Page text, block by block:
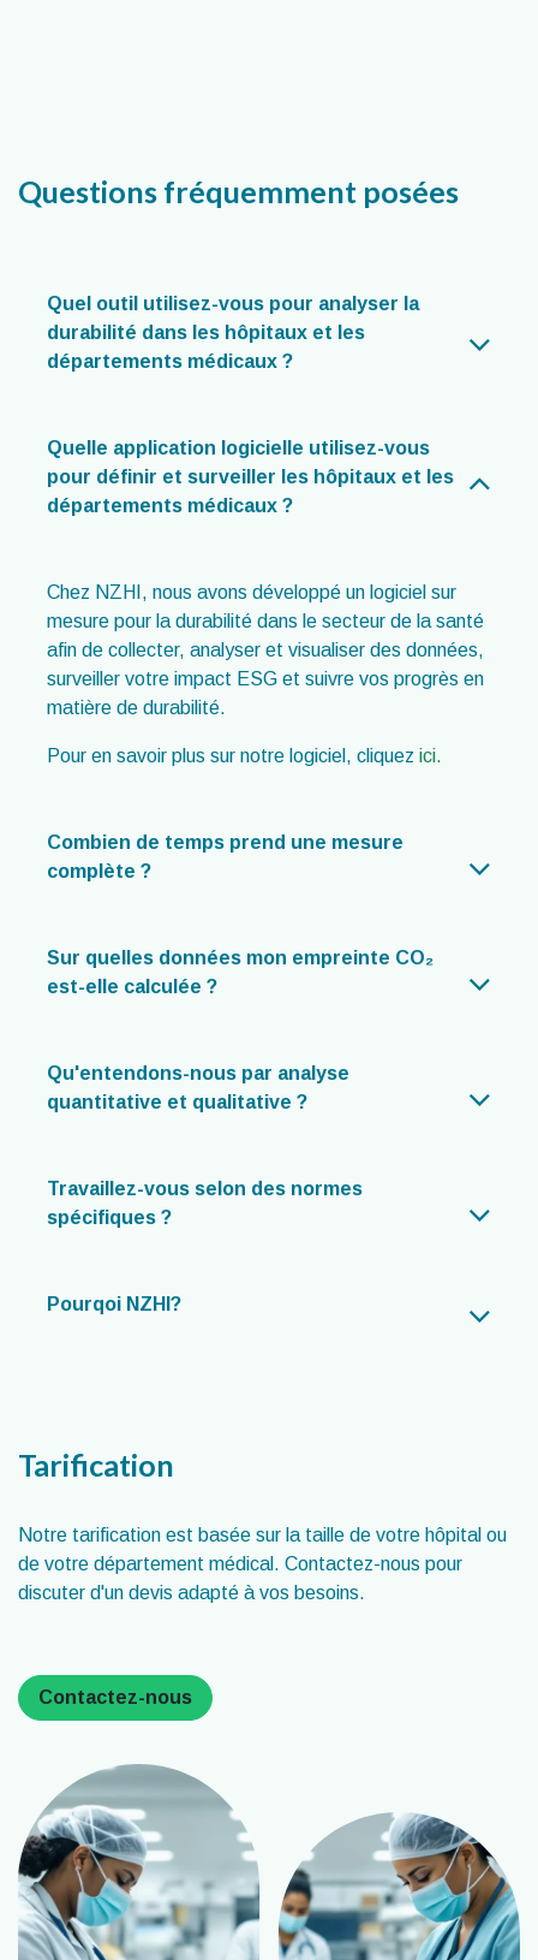
Questions fréquemment posées
Quel outil utilisez-vous pour analyser la
durabilité dans les hôpitaux et les
départements médicaux ?
Quelle application logicielle utilisez-vous
pour définir et surveiller les hôpitaux et les
départements médicaux ?
Chez NZHI, nous avons développé un logiciel sur
mesure pour la durabilité dans le secteur de la santé
afin de collecter, analyser et visualiser des données,
surveiller votre impact ESG et suivre vos progrès en
matière de durabilité.
Pour en savoir plus sur notre logiciel, cliquez ici.
Combien de temps prend une mesure
complète ?
Sur quelles données mon empreinte CO₂
est-elle calculée ?
Qu'entendons-nous par analyse
quantitative et qualitative ?
Travaillez-vous selon des normes
spécifiques ?
Pourqoi NZHI?
Tarification
Notre tarification est basée sur la taille de votre hôpital ou
de votre département médical. Contactez-nous pour
discuter d'un devis adapté à vos besoins.
Contactez-nous